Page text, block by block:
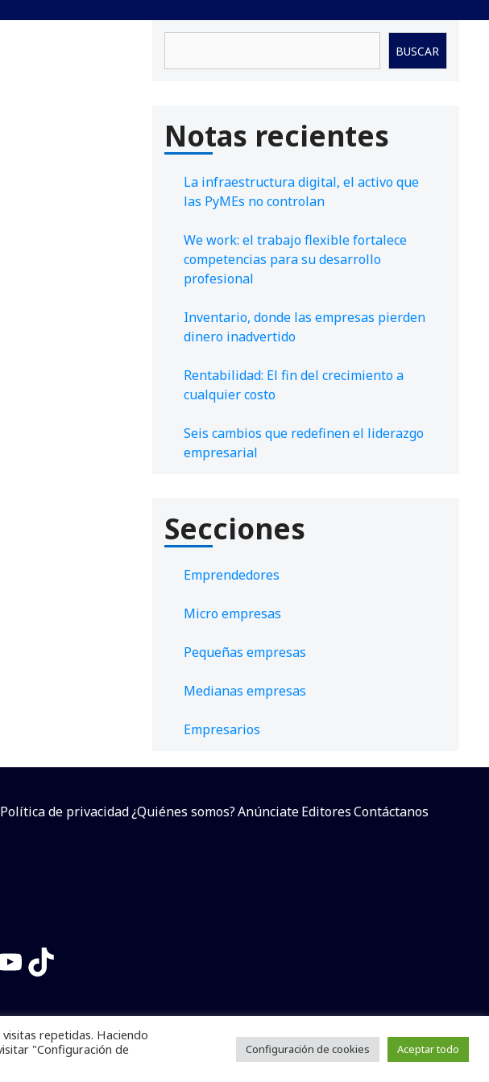
BUSCAR
Notas recientes
La infraestructura digital, el activo que
las PyMEs no controlan
We work: el trabajo flexible fortalece
competencias para su desarrollo
profesional
Inventario, donde las empresas pierden
dinero inadvertido
Rentabilidad: El fin del crecimiento a
cualquier costo
Seis cambios que redefinen el liderazgo
empresarial
Secciones
Emprendedores
Micro empresas
Pequeñas empresas
Medianas empresas
Empresarios
Política de privacidad¿Quiénes somos?AnúnciateEditoresContáctanos
TikTok
información total o parcial sin dar referencia a la fuente.
ya!
repetidas. Haciendo
"Configuración de
Configuración de cookies Aceptar todo